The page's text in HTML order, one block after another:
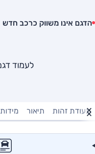
הדגם אינו משווק כרכב חדש
לעמוד
תעודת זהות תיאור מידות